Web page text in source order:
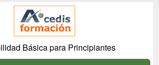
Básica para Principiantes